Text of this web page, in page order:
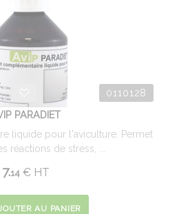
0110128
PARADIET
liquide pour l'aviculture. Permet
réactions de stress, ...
7.14 €HT
AU PANIER